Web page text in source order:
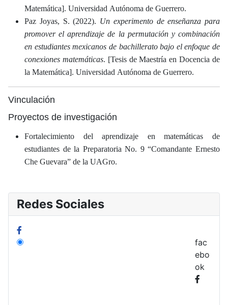
Matemática]. Universidad Autónoma de Guerrero.
Paz Joyas, S. (2022). Un experimento de enseñanza para
promover el aprendizaje de la permutación y combinación
en estudiantes mexicanos de bachillerato bajo el enfoque de
conexiones matemáticas. [Tesis de Maestría en Docencia de
la Matemática]. Universidad Autónoma de Guerrero.
Vinculación
Proyectos de investigación
Fortalecimiento del aprendizaje en matemáticas de
estudiantes de la Preparatoria No. 9 “Comandante Ernesto
Che Guevara” de la UAGro.
Redes Sociales
fac
ebo
ok